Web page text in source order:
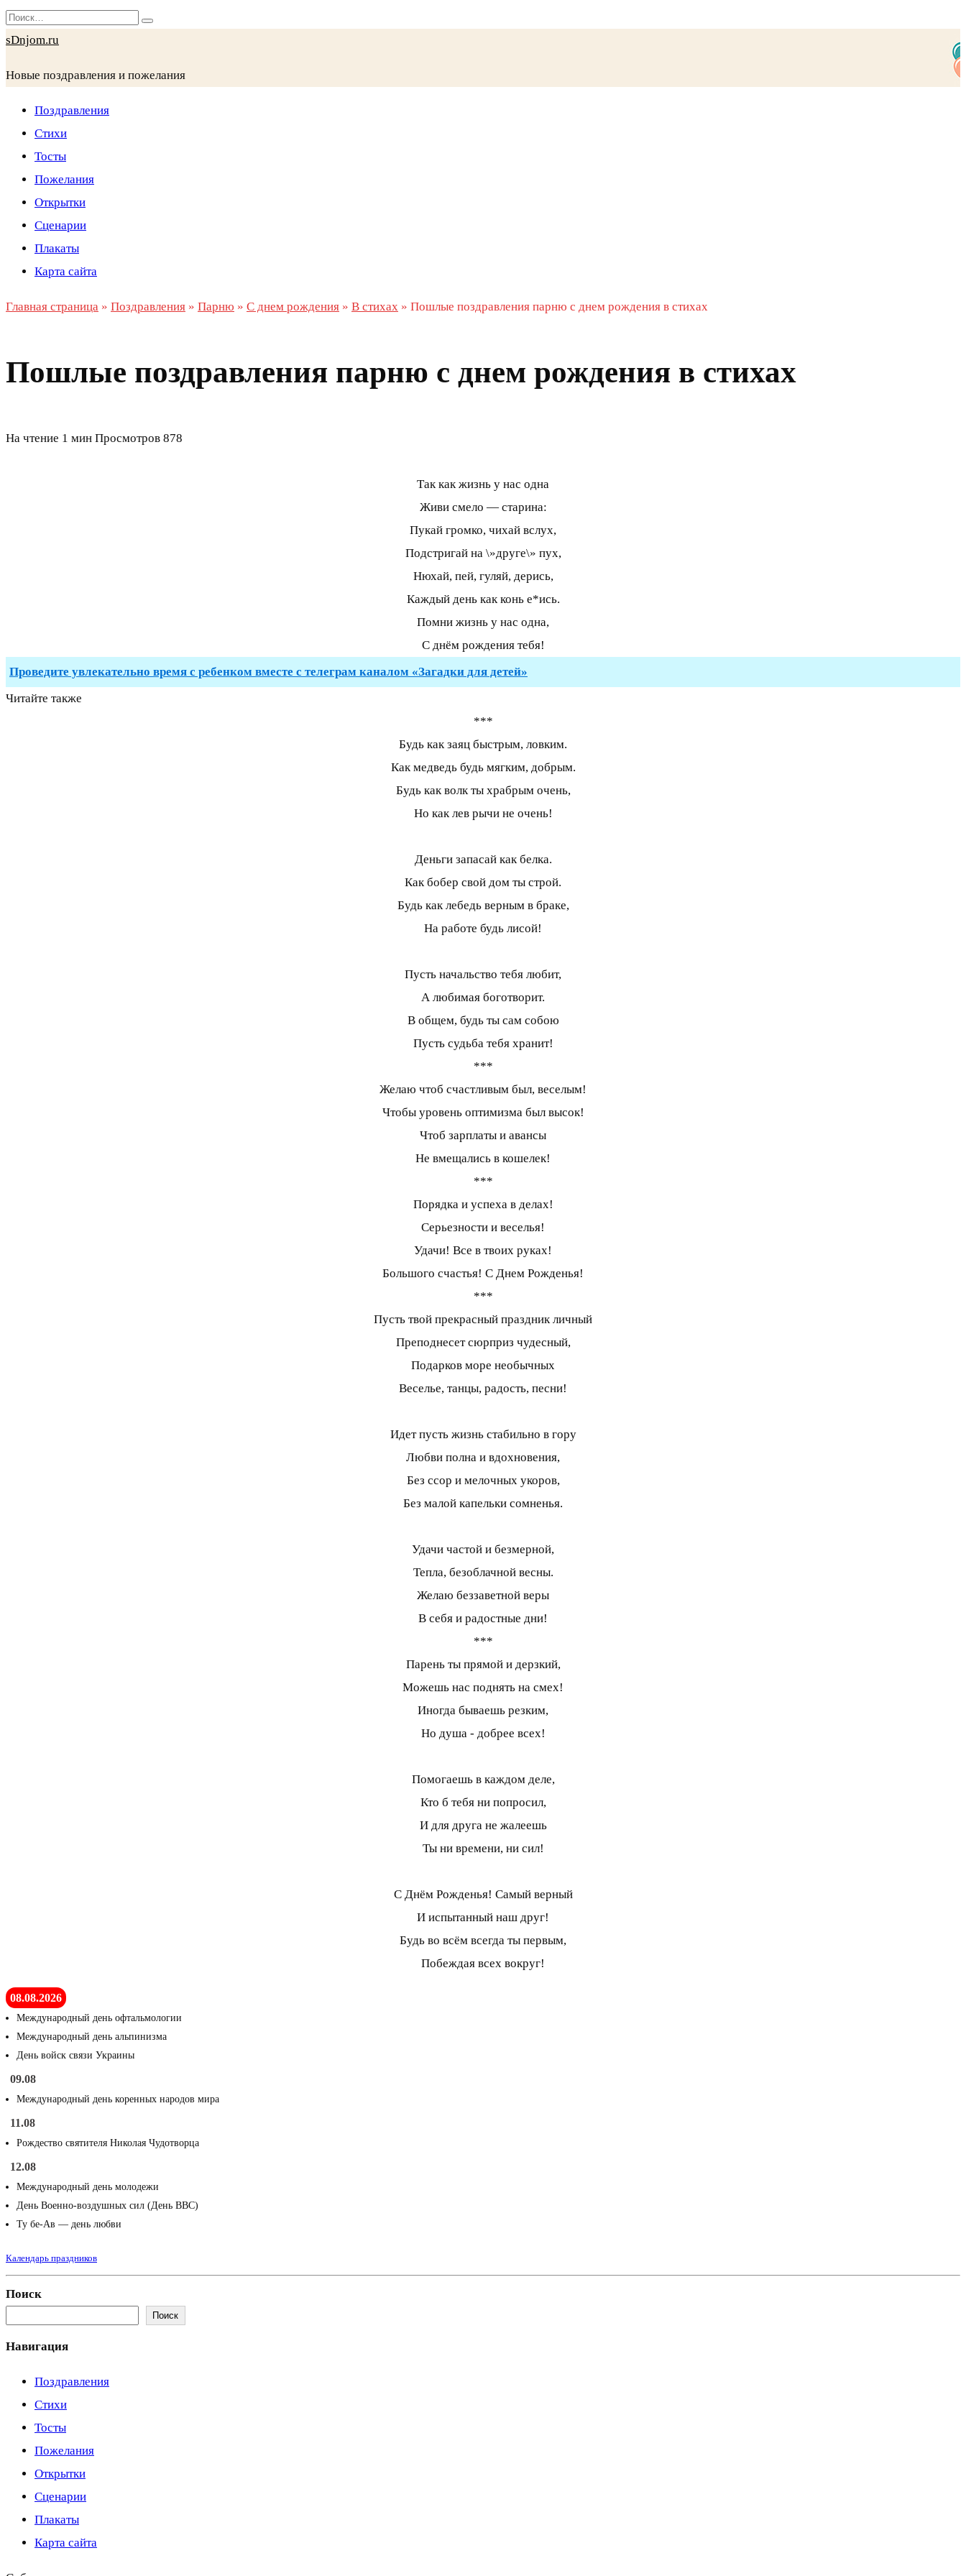
Перейти
к
Search
for:
sDnjom.ru
Новые поздравления и пожелания
Поздравления
Стихи
Тосты
Пожелания
Открытки
Сценарии
Плакаты
Карта сайта
Главная страница » Поздравления » Парню » С днем рождения » В стихах » Пошлые поздравления парню с днем рождения в стихах
Пошлые поздравления парню с днем рождения в стихах
На чтение 1 мин Просмотров 878
Так как жизнь у нас одна
Живи смело — старина:
Пукай громко, чихай вслух,
Подстригай на \»друге\» пух,
Нюхай, пей, гуляй, дерись,
Каждый день как конь е*ись.
Помни жизнь у нас одна,
С днём рождения тебя!
Проведите увлекательно время с ребенком вместе с телеграм каналом «Загадки для детей»
Читайте также
***
Будь как заяц быстрым, ловким.
Как медведь будь мягким, добрым.
Будь как волк ты храбрым очень,
Но как лев рычи не очень!
Деньги запасай как белка.
Как бобер свой дом ты строй.
Будь как лебедь верным в браке,
На работе будь лисой!
Пусть начальство тебя любит,
А любимая боготворит.
В общем, будь ты сам собою
Пусть судьба тебя хранит!
***
Желаю чтоб счастливым был, веселым!
Чтобы уровень оптимизма был высок!
Чтоб зарплаты и авансы
Не вмещались в кошелек!
***
Порядка и успеха в делах!
Серьезности и веселья!
Удачи! Все в твоих руках!
Большого счастья! С Днем Рожденья!
***
Пусть твой прекрасный праздник личный
Преподнесет сюрприз чудесный,
Подарков море необычных
Веселье, танцы, радость, песни!
Идет пусть жизнь стабильно в гору
Любви полна и вдохновения,
Без ссор и мелочных укоров,
Без малой капельки сомненья.
Удачи частой и безмерной,
Тепла, безоблачной весны.
Желаю беззаветной веры
В себя и радостные дни!
***
Парень ты прямой и дерзкий,
Можешь нас поднять на смех!
Иногда бываешь резким,
Но душа - добрее всех!
Помогаешь в каждом деле,
Кто б тебя ни попросил,
И для друга не жалеешь
Ты ни времени, ни сил!
С Днём Рожденья! Самый верный
И испытанный наш друг!
Будь во всём всегда ты первым,
Побеждая всех вокруг!
08.08.2026
Международный день офтальмологии
Международный день альпинизма
День войск связи Украины
09.08
Международный день коренных народов мира
11.08
Рождество святителя Николая Чудотворца
12.08
Международный день молодежи
День Военно-воздушных сил (День ВВС)
Ту бе-Ав — день любви
Календарь праздников
Поиск
Поиск
Навигация
Поздравления
Стихи
Тосты
Пожелания
Открытки
Сценарии
Плакаты
Карта сайта